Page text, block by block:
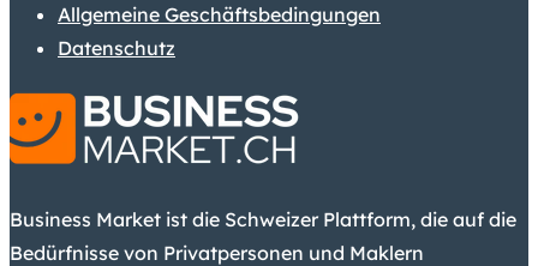
Allgemeine Geschäftsbedingungen
Datenschutz
Business Market ist die Schweizer Plattform, die auf die
Bedürfnisse von Privatpersonen und Maklern